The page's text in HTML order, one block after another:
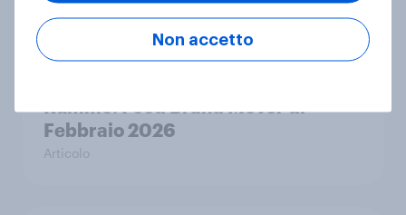
Articolo
Rummo: Food Brand Mover di
Febbraio 2026
Articolo
Non accetto